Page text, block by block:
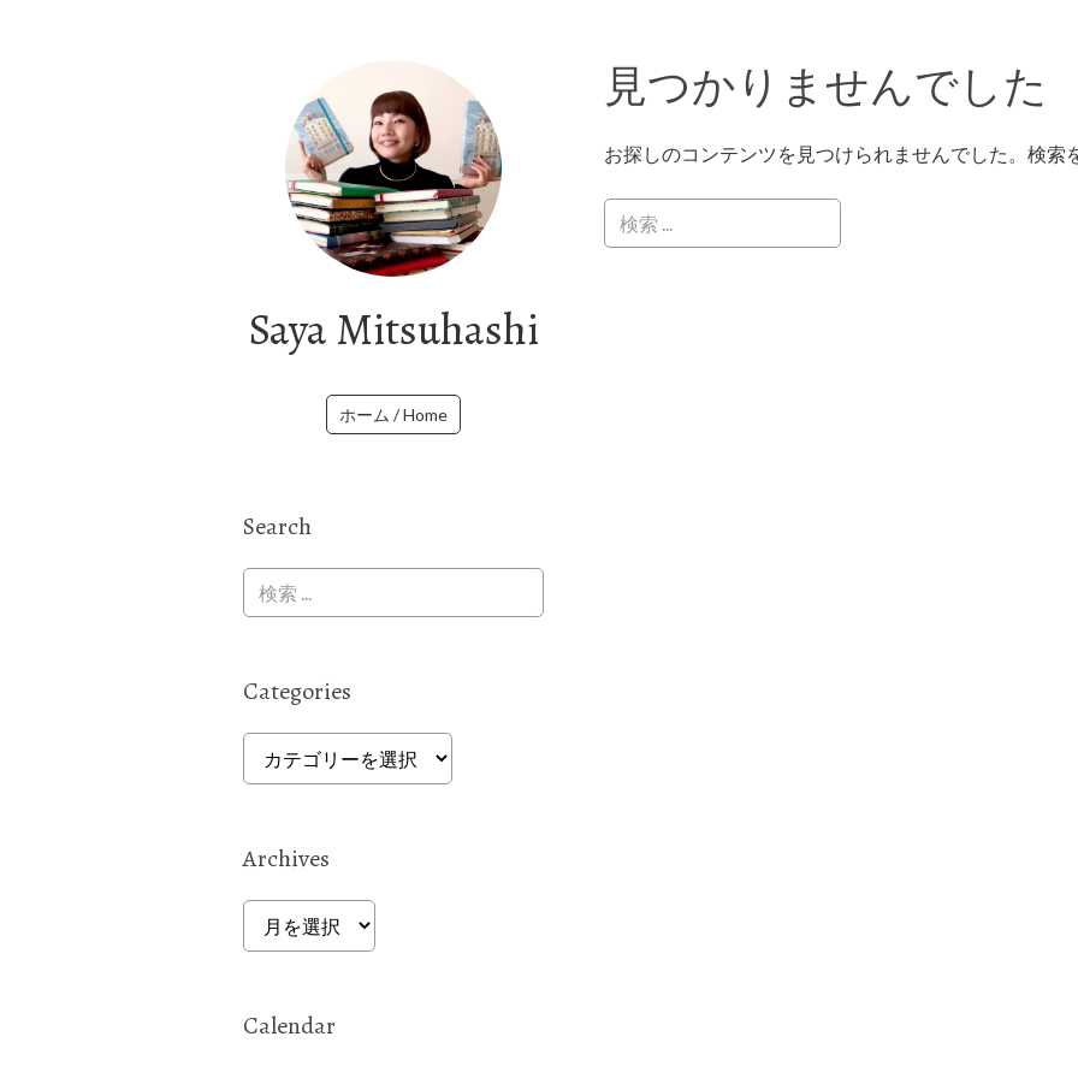
Saya Mitsuhashi
ホーム / Home
見つかりませんでした
お探しのコンテンツを見つけられませんでした。検索
Search
Categories
Categories
Archives
Archives
Calendar